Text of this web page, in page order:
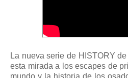
La nueva serie de HISTORY
esta mirada a los escapes de